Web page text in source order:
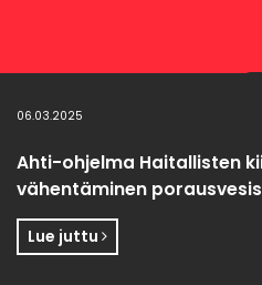
06.03.2025
Ahti-ohjelma Haitallisten
vähentäminen
Lue juttu